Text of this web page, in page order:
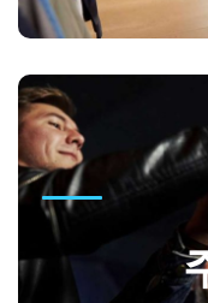
서머홀 증류소를 통